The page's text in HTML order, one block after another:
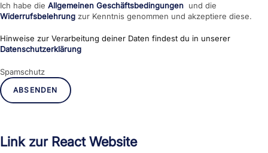
Ich habe die Allgemeinen Geschäftsbedingungen und die
Widerrufsbelehrung zur Kenntnis genommen und akzeptiere diese.
Hinweise zur Verarbeitung deiner Daten findest du in unserer
Datenschutzerklärung
Spamschutz
ABSENDEN
Link zur React Website